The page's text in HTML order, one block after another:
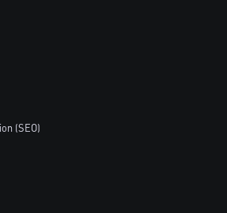
(SEO)